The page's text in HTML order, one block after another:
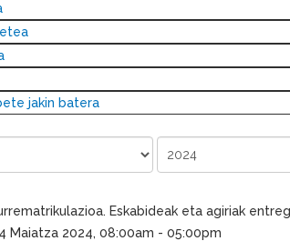
jakin batera
Eskabideak eta agiriak
Maiatza 2024, 08:00am - 05:00pm